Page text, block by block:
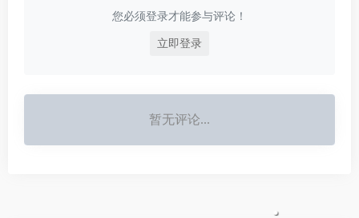
您必须登录才能参与评论！
立即登录
暂无评论...